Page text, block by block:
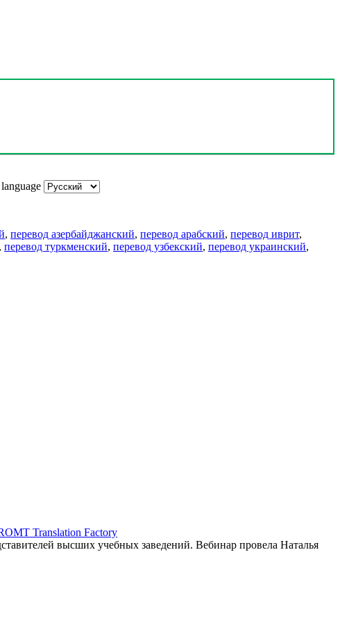
, перевод азербайджанский, перевод арабский, перевод иврит,
, перевод туркменский, перевод узбекский, перевод украинский,
Translation Factory
высших учебных заведений. Вебинар провела Наталья